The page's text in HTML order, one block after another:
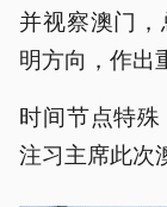
并视察澳门
明方向，作出
时间节点特
注习主席此次